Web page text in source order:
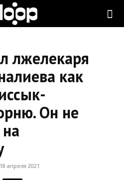
лжелекаря
как
Он не
18 апреля 2021